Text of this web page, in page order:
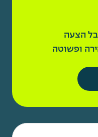
הצעה
ופשוטה